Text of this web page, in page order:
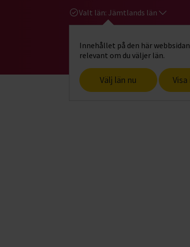
Valt län: Jämtlands län
Innehållet på den här
relevant om du väljer län.
Välj län nu
Gå till studiefrämjandets